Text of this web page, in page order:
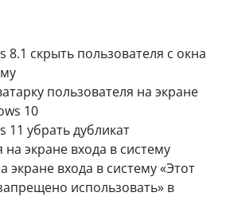
8.1 скрыть пользователя с окна
пользователя на экране
10
11 убрать дубликат
на экране входа в систему
экране входа в систему «Этот
использовать» в